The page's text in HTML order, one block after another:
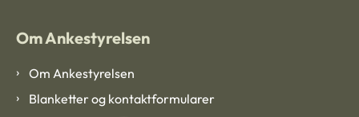
Om Ankestyrelsen
Om Ankestyrelsen
Blanketter og kontaktformularer